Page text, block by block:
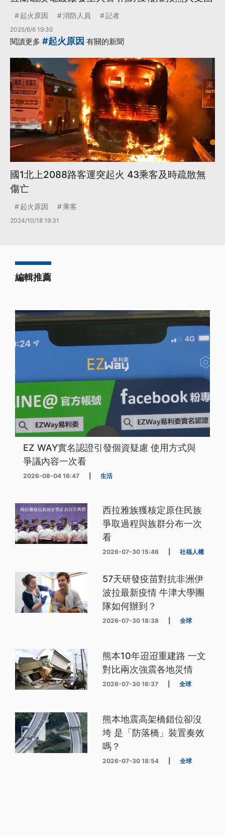
起火原因 消防人員 記者
2025/6/6 19:30
閱讀更多 #起火原因 有關的新聞
國1北上2088路客運突起火 43乘客及時疏散無
傷亡
起火原因 乘客
2024/10/18 19:31
編輯推薦
EZ WAY實名認證引發個資疑慮 使用方式與
爭議內容一次看
2026-08-04 16:47 生活
西拉雅族獲核定原住民族
爭取過程與族群分布一次
看
2026-07-30 15:46 社福人權
57天研發疫苗對抗非洲伊
波拉最新疫情 牛津大學團
隊如何辦到？
2026-07-30 18:38 全球
熊本10年迢迢重建路 一文
對比兩次強震各地災情
2026-07-30 16:37 全球
熊本地震高架橋錯位卻沒
垮 是「防落橋」裝置奏效
嗎？
2026-07-30 18:54 全球